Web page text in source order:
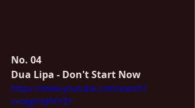
No. 04
Dua Lipa - Don't Start Now
https://www.youtube.com/watch?
v=oygrmJFKYZY